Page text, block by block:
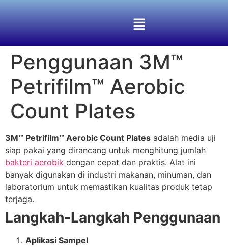
Penggunaan 3M™
Petrifilm™ Aerobic
Count Plates
3M™ Petrifilm™ Aerobic Count Plates adalah media uji
siap pakai yang dirancang untuk menghitung jumlah
bakteri aerobik dengan cepat dan praktis. Alat ini
banyak digunakan di industri makanan, minuman, dan
laboratorium untuk memastikan kualitas produk tetap
terjaga.
Langkah-Langkah Penggunaan
Aplikasi Sampel